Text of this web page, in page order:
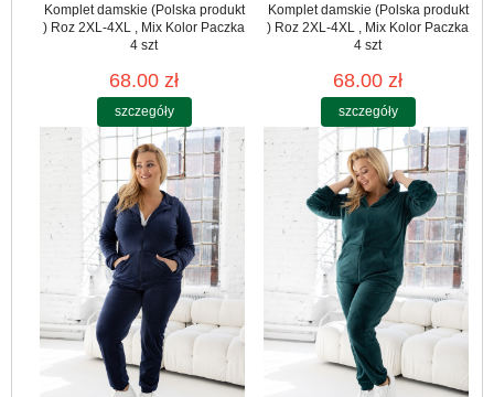
Komplet damskie (Polska produkt
) Roz 2XL-4XL , Mix Kolor Paczka
4 szt
68.00 zł
szczegóły
Komplet damskie (Polska produkt
) Roz 2XL-4XL , Mix Kolor Paczka
4 szt
68.00 zł
szczegóły